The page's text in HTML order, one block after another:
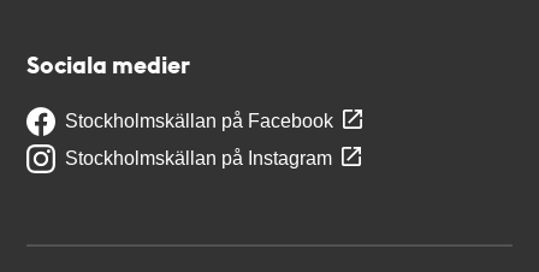
Sociala medier
Stockholmskällan på Facebook
Stockholmskällan på Instagram